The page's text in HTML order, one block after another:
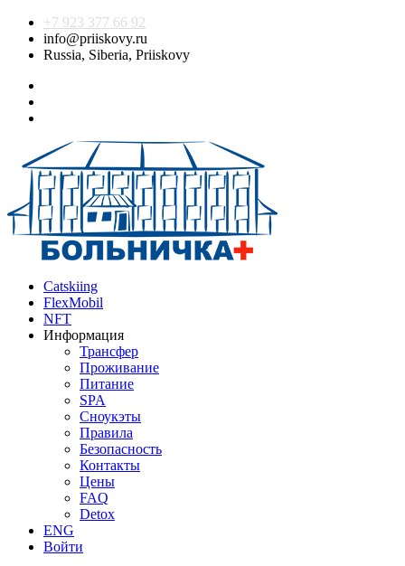
+7 923 377 66 92
info@priiskovy.ru
Russia, Siberia, Priiskovy
Catskiing
FlexMobil
NFT
Информация
Трансфер
Проживание
Питание
SPA
Сноукэты
Правила
Безопасность
Контакты
Цены
FAQ
Detox
ENG
Войти